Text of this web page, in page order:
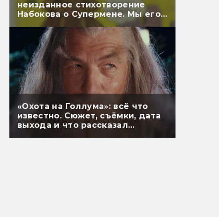
неизданное стихотворение
Набокова о Супермене. Мы его
перевели
«Охота на Голлума»: всё что
известно. Сюжет, съёмки, дата
выхода и что рассказал